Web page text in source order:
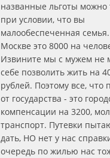
названные льготы можно
при условии, что вы
малообеспеченная
Москве это 8000 на
Извините мы с мужем не
себе позволить жить на
рублей. Поэтому все, что
от государства - это
компенсации на 3200,
транспорт. Путевки
дать, НО нет у нас
очередь по жилью нас